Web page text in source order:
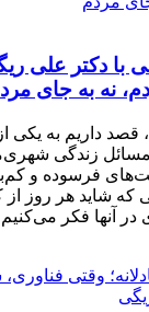
دکتر علی
نه به جای
قصد داریم به یکی
مسائل زندگی
فرسوده و
که شاید هر روز
در آنها فکر